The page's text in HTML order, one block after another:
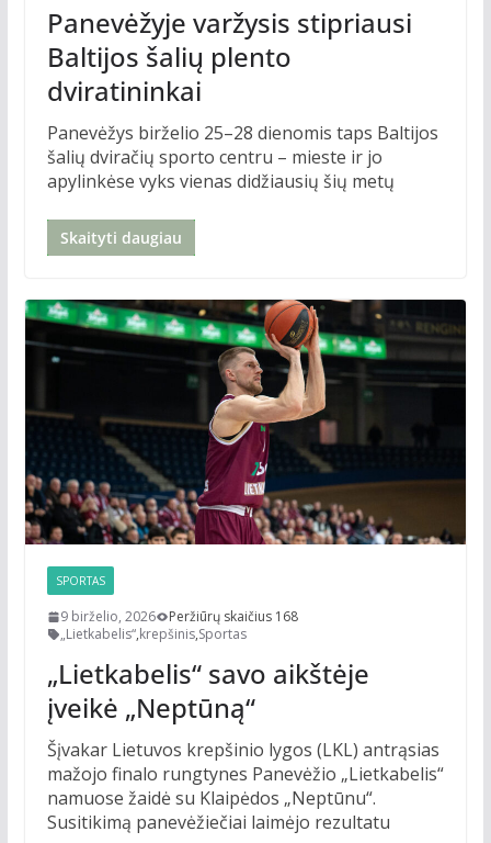
Panevėžyje varžysis stipriausi
Baltijos šalių plento
dviratininkai
Panevėžys birželio 25–28 dienomis taps Baltijos
šalių dviračių sporto centru – mieste ir jo
apylinkėse vyks vienas didžiausių šių metų
Skaityti daugiau
SPORTAS
9 birželio, 2026
Peržiūrų skaičius 168
„Lietkabelis“,krepšinis,Sportas
„Lietkabelis“ savo aikštėje
įveikė „Neptūną“
Šįvakar Lietuvos krepšinio lygos (LKL) antrąsias
mažojo finalo rungtynes Panevėžio „Lietkabelis“
namuose žaidė su Klaipėdos „Neptūnu“.
Susitikimą panevėžiečiai laimėjo rezultatu